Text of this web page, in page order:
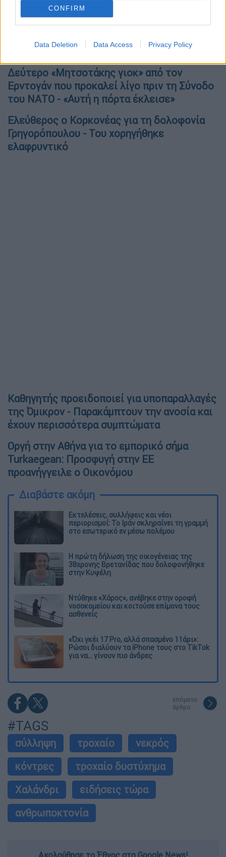
CONFIRM
Data Deletion Data Access Privacy Policy
Όλες οι ειδήσεις
Δεύτερο «Μητσοτάκης γιοκ» από τον
Ερντογάν που προκαλεί λίγο πριν τη Σύνοδο
του ΝΑΤΟ - «Αυτή η πόρτα έκλεισε»
Ελεύθερος ο Κορκονέας για τη δολοφονία
Γρηγορόπουλου - Του χορηγήθηκε
ελαφρυντικό
Καθηγητής προειδοποιεί για υποπαραλλαγές
της Όμικρον - Παρακάμπτουν την ανοσία και
έχουν περισσότερα συμπτώματα
Οργή στην Αθήνα για το εμπορικό σήμα
Turkaegean: Προσφυγή στην ΕΕ
προανήγγειλε ο Οικονόμου
Διαβάστε ακόμη
Εκτελέσεις, συλλήψεις και νέοι
περιορισμοί: Το Ιράν σκληραίνει τη γραμμή
στο εσωτερικό εν μέσω πολέμου
Η πρώτη δήλωση της οικογένειας της
38χρονης Βρετανίδας που δολοφονήθηκε
στην Κυψέλη
Ντύθηκε «Χάρος», ανέβηκε στην οροφή
νοσοκομείου και κοιτούσε επίμονα τους
ασθενείς
«Όχι γκέι 17 Pro, αλλά σπασμένο 11άρι»:
Ρώσοι διαλύουν τα iPhone τους στο TikTok
για να... γίνουν πιο άνδρες
επόμενο
άρθρο
#TAGS
σύλληψη τροχαίο
νεκρός
κόντρες
τροχαίο δυστύχημα
Χαλάνδρι
ειδήσεις τώρα
ανθρωποκτονία